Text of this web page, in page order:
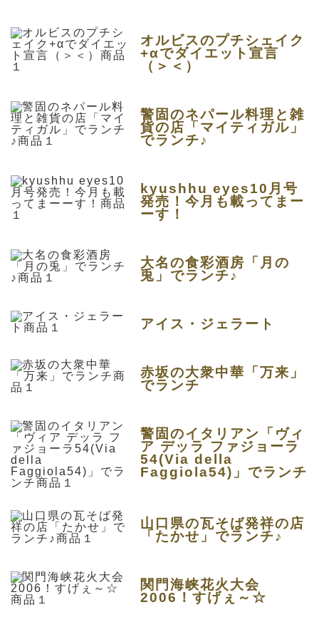
オルビスのプチシェイク
+αでダイエット宣言
（＞＜）
警固のネパール料理と雑
貨の店「マイティガル」
でランチ♪
kyushhu eyes10月号
発売！今月も載ってまー
ーす！
大名の食彩酒房「月の
兎」でランチ♪
アイス・ジェラート
赤坂の大衆中華「万来」
でランチ
警固のイタリアン「ヴィ
ア デッラ ファジョーラ
54(Via della
Faggiola54)」でランチ
山口県の瓦そば発祥の店
「たかせ」でランチ♪
関門海峡花火大会
2006！すげぇ～☆